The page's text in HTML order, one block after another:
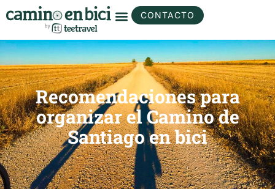
CONTACTO
Recomendaciones para
organizar el Camino de
Santiago en bici